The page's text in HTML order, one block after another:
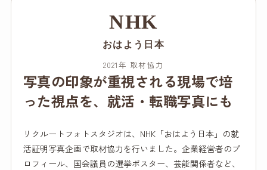
NHK
おはよう日本
2021年 取材協力
写真の印象が重視される現場で培
った視点を、就活・転職写真にも
リクルートフォトスタジオは、NHK「おはよう日本」の就
活証明写真企画で取材協力を行いました。企業経営者のプ
ロフィール、国会議員の選挙ポスター、芸能関係者など、